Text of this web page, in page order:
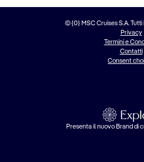
© {0} MSC Cruises S.A.
Privacy
Termini e
Contatti
Consent
Presenta il nuovo Brand di